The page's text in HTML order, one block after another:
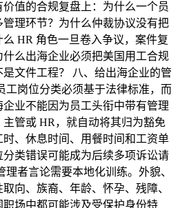
值的合规复盘上：为什么一个员
理环节？为什么仲裁协议没有把
HR 角色一旦卷入争议，案件复
么出海企业必须把美国用工合规
文件工程？ 八、给出海企业的管
工岗位分类必须基于法律标准，而
业不能因为员工头衔中带有管理
主管或 HR，就自动将其归为豁免
时、休息时间、用餐时间和工资单
类错误可能成为后续多项诉讼请
理者言论需要本地化训练。外貌、
向、族裔、年龄、怀孕、残障、
职场中都可能涉及受保护身份特